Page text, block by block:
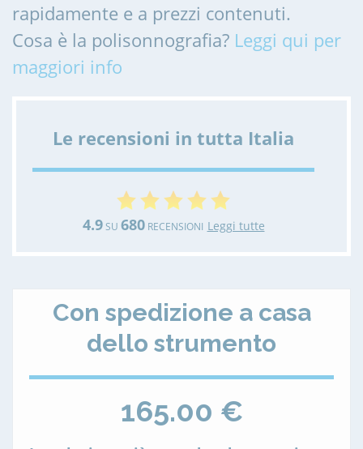
rapidamente e a prezzi contenuti.
Cosa è la polisonnografia? Leggi qui per
maggiori info
Le recensioni in tutta Italia
4.9SU 680RECENSIONI Leggi tutte
Con spedizione a casa
dello strumento
165.00 €